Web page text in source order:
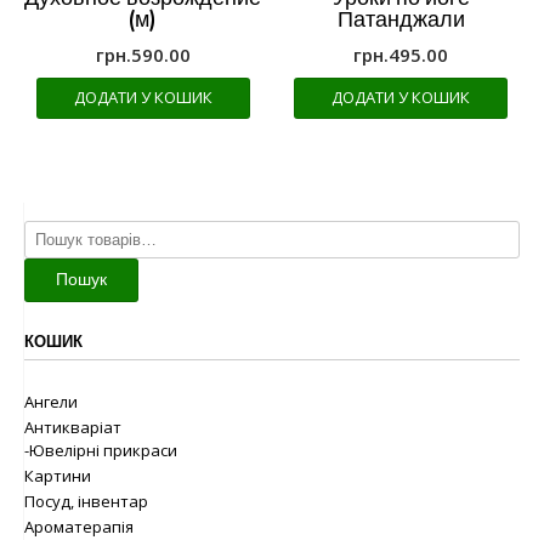
(м)
грн.590.00
ДОДАТИ У КОШИК
Патанджали
грн.495.00
ДОДАТИ У КОШИК
Шукати:
Пошук
КОШИК
Ангели
Антикваріат
-Ювелірні прикраси
Картини
Посуд, інвентар
Ароматерапія